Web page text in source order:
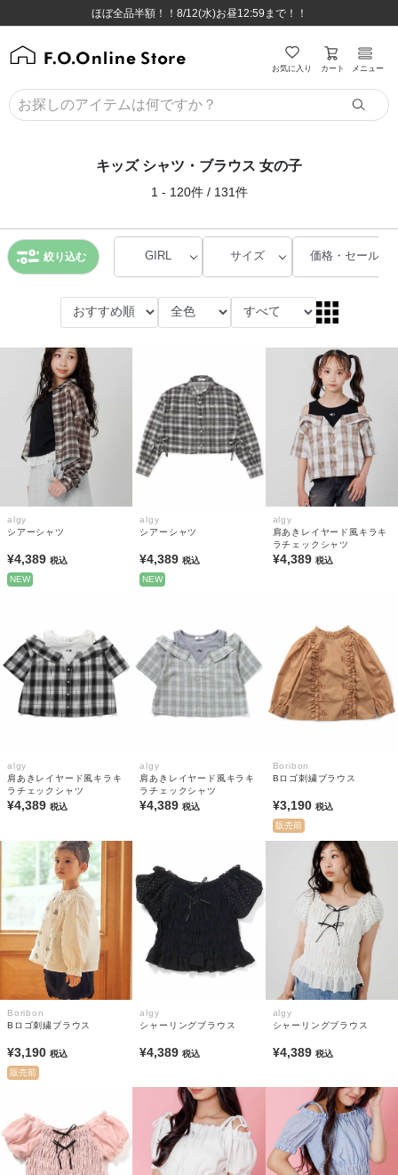
8,800円(税込)以上のお買い物で送料無料♪
ほぼ全品半額！！8/12(水)お昼12:59まで！！
8,800円(税込)以上のお買い物で送料無料♪
ほぼ全品半額！！8/12(水)お昼12:59まで！！
お気に入り カート メニュー
キッズ シャツ・ブラウス 女の子
1 - 120件 / 131件
絞り込む GIRL サイズ 価格・セール
algy
シアーシャツ
¥4,389 税込
NEW
algy
シアーシャツ
¥4,389税込
NEW
algy
肩あきレイヤード風キラキ
ラチェックシャツ
¥4,389 税込
algy
肩あきレイヤード風キラキ
ラチェックシャツ
¥4,389 税込
algy
肩あきレイヤード風キラキ
ラチェックシャツ
¥4,389税込
Boribon
Bロゴ刺繍ブラウス
¥3,190 税込
販売前
Boribon
Bロゴ刺繍ブラウス
¥3,190 税込
販売前
algy
シャーリングブラウス
¥4,389税込
algy
シャーリングブラウス
¥4,389 税込